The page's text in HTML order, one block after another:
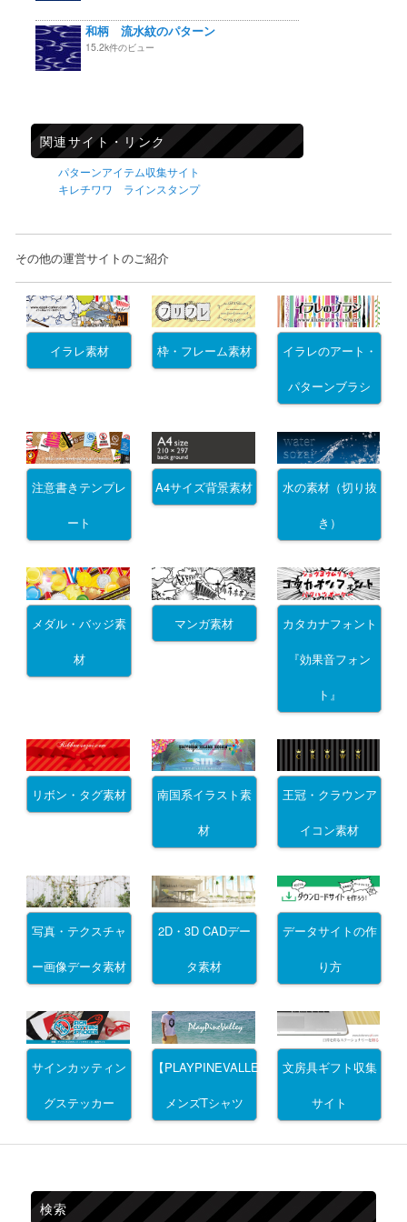
和柄 流水紋のパターン
15.2k件のビュー
関連サイト・リンク
パターンアイテム収集サイト
キレチワワ ラインスタンプ
その他の運営サイトのご紹介
イラレ素材 枠・フレーム素材 イラレのアート・
パターンブラシ
注意書きテンプレ
ート
A4サイズ背景素材 水の素材（切り抜
き）
メダル・バッジ素
材
マンガ素材 カタカナフォント
『効果音フォン
ト』
リボン・タグ素材 南国系イラスト素
材
王冠・クラウンア
イコン素材
写真・テクスチャ
ー画像データ素材
2D・3D CADデー
タ素材
データサイトの作
り方
サインカッティン
グステッカー
【PLAYPINEVALLEY】
メンズTシャツ
文房具ギフト収集
サイト
検索